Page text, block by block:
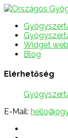
Widget
Blog
Elérhetőség
E-Mail: